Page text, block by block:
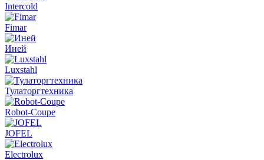
Intercold
Fimar
Иней
Luxstahl
Тулаторгтехника
Robot-Coupe
JOFEL
Electrolux